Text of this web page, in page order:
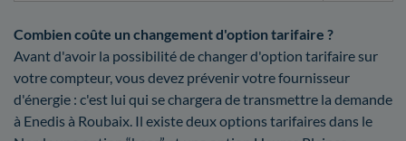
Combien coûte un changement d'option tarifaire ?
Avant d'avoir la possibilité de changer d'option tarifaire sur
votre compteur, vous devez prévenir votre fournisseur
d'énergie : c'est lui qui se chargera de transmettre la demande
à Enedis à Roubaix. Il existe deux options tarifaires dans le